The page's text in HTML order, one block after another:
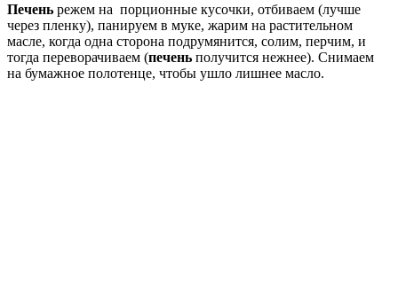
Печень режем на порционные кусочки, отбиваем (лучше
через пленку), панируем в муке, жарим на растительном
масле, когда одна сторона подрумянится, солим, перчим, и
тогда переворачиваем (печень получится нежнее). Снимаем
на бумажное полотенце, чтобы ушло лишнее масло.